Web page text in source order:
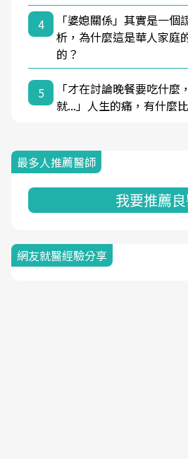
4
「婆媳關係」其實是一
析，為什麼這是華人家庭
的？
5
「才在討論晚餐要吃什麼
就...」人生的痛，有什麼
最多人推薦醫師
我要推薦
網友就醫經驗分享